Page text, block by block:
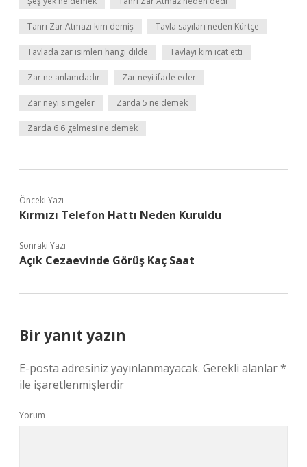
Tanrı Zar Atmazı kim demiş Tavla sayıları neden Kürtçe
Tavlada zar isimleri hangi dilde Tavlayı kim icat etti
Zar ne anlamdadır Zar neyi ifade eder
Zar neyi simgeler Zarda 5 ne demek
Zarda 6 6 gelmesi ne demek
Önceki Yazı
Kırmızı Telefon Hattı Neden Kuruldu
Sonraki Yazı
Açık Cezaevinde Görüş Kaç Saat
Bir yanıt yazın
E-posta adresiniz yayınlanmayacak. Gerekli alanlar*
ile işaretlenmişlerdir
Yorum